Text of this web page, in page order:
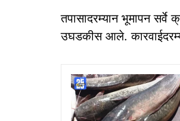
तपासादरम्यान भूमापन
उघडकीस आले.